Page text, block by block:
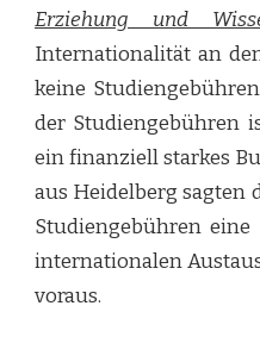
Erziehung und
Internationalität an
keine
der Studiengebühren
ein finanziell starkes
aus Heidelberg
Studiengebühren eine
internationalen
voraus.